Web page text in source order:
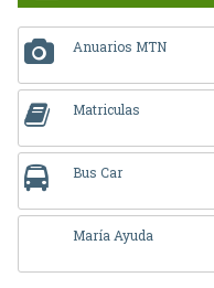
Anuarios MTN
Matriculas
Bus Car
María Ayuda